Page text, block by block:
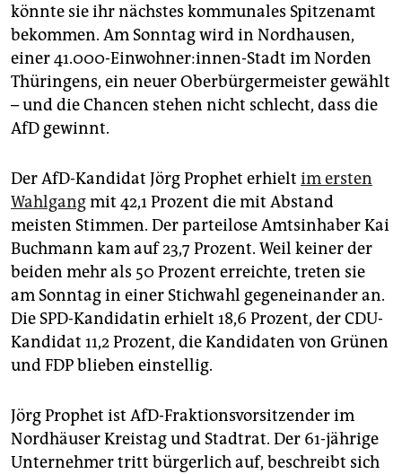
epaper login
könnte sie ihr nächstes kommunales Spitzenamt
bekommen. Am Sonntag wird in Nordhausen,
einer 41.000-Einwohner:innen-Stadt im Norden
Thüringens, ein neuer Oberbürgermeister gewählt
– und die Chancen stehen nicht schlecht, dass die
AfD gewinnt.
Der AfD-Kandidat Jörg Prophet erhielt im ersten
Wahlgangmit 42,1 Prozent die mit Abstand
meisten Stimmen. Der parteilose Amtsinhaber Kai
Buchmann kam auf 23,7 Prozent. Weil keiner der
beiden mehr als 50 Prozent erreichte, treten sie
am Sonntag in einer Stichwahl gegeneinander an.
Die SPD-Kandidatin erhielt 18,6 Prozent, der CDU-
Kandidat 11,2 Prozent, die Kandidaten von Grünen
und FDP blieben einstellig.
Jörg Prophet ist AfD-Fraktionsvorsitzender im
Nordhäuser Kreistag und Stadtrat. Der 61-jährige
Unternehmer tritt bürgerlich auf, beschreibt sich